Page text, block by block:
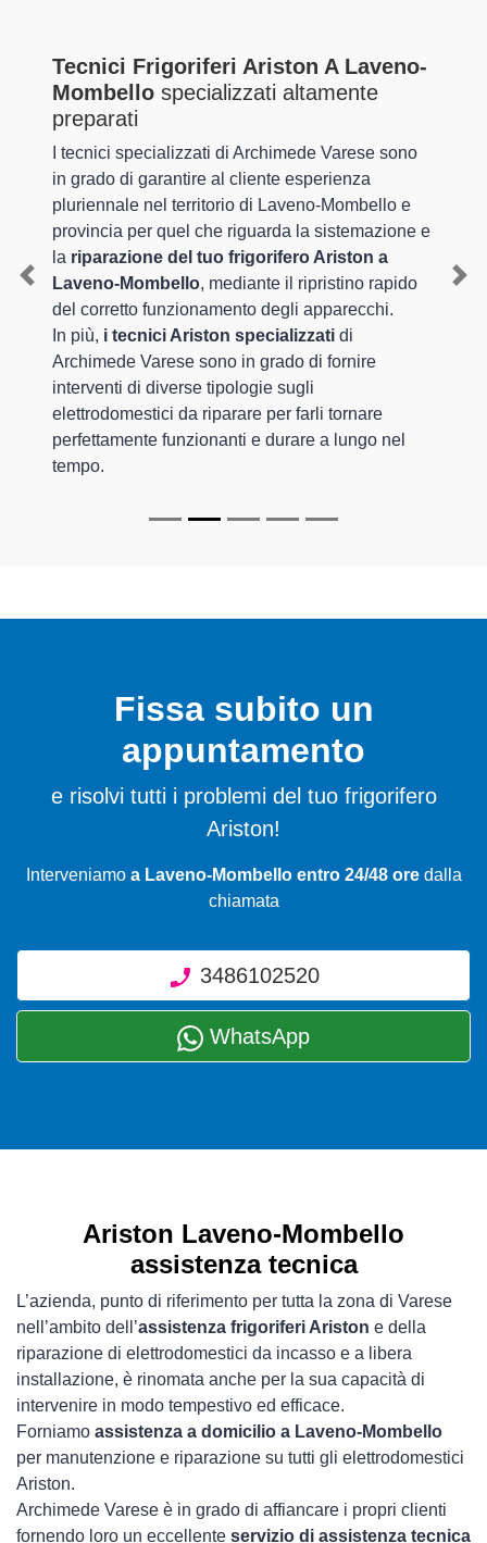
Tecnici Frigoriferi Ariston A Laveno-
Mombello specializzati altamente
preparati
I tecnici specializzati di Archimede Varese sono
in grado di garantire al cliente esperienza
pluriennale nel territorio di Laveno-Mombello e
provincia per quel che riguarda la sistemazione e
la riparazione del tuo frigorifero Ariston a
Laveno-Mombello, mediante il ripristino rapido
del corretto funzionamento degli apparecchi.
In più, i tecnici Ariston specializzati di
Archimede Varese sono in grado di fornire
interventi di diverse tipologie sugli
elettrodomestici da riparare per farli tornare
perfettamente funzionanti e durare a lungo nel
tempo.
Previous
Fissa subito un
appuntamento
e risolvi tutti i problemi del tuo frigorifero
Ariston!
Interveniamo a Laveno-Mombello entro 24/48 oredalla
chiamata
3486102520
WhatsApp
Ariston Laveno-Mombello
assistenza tecnica
L’azienda, punto di riferimento per tutta la zona di Varese
nell’ambito dell’assistenza frigoriferi Ariston e della
riparazione di elettrodomestici da incasso e a libera
installazione, è rinomata anche per la sua capacità di
intervenire in modo tempestivo ed efficace.
Forniamo assistenza a domicilio a Laveno-Mombello
per manutenzione e riparazione su tutti gli elettrodomestici
Ariston.
Archimede Varese è in grado di affiancare i propri clienti
fornendo loro un eccellente servizio di assistenza tecnica